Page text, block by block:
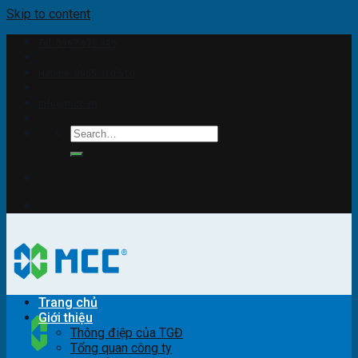
Skip to content
Trang chủ
Giới thiệu
Thông điệp của TGĐ
Tổng quan công ty